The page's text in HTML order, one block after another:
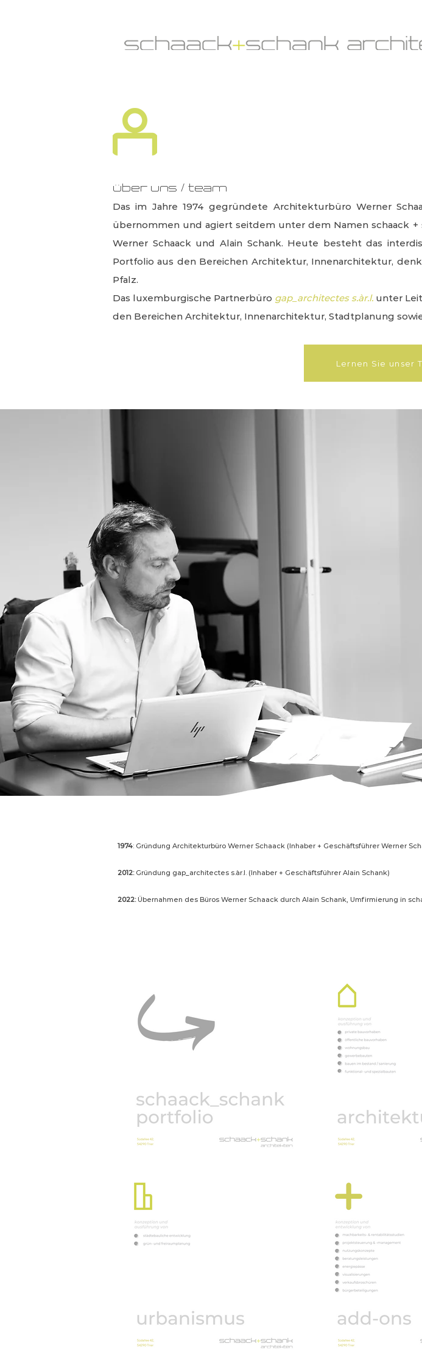
über uns / team
Das im Jahre 1974 gegründete Architekturbüro Werner
übernommen und agiert seitdem unter dem Namen schaack
Werner Schaack und Alain Schank. Heute besteht das
Portfolio aus den Bereichen Architektur, Innenarchitektur,
Pfalz.
Das luxemburgische Partnerbüro gap_architectes s.àr.l. unter
den Bereichen Architektur, Innenarchitektur, Stadtplanung
Lernen Sie unser
1974: Gründung Architekturbüro Werner Schaack (Inhaber + Geschäftsführer Werner
2012: Gründung gap_architectes s.àr.l. (Inhaber + Geschäftsführer Alain Schank)
2022:Übernahmen des Büros Werner Schaack durch Alain Schank, Umfirmierung in